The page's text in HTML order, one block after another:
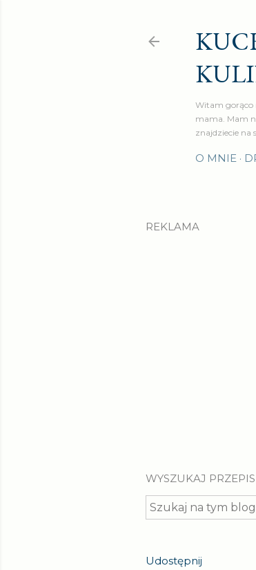
Witam gorąco
mama. Mam
znajdziecie na
O MNIE
REKLAMA
WYSZUKAJ PRZEPIS
Udostępnij